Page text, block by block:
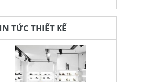
TỨC THIẾT KẾ